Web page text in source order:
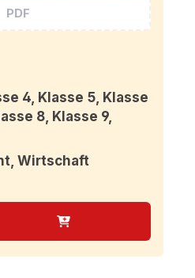
PDF
4, Klasse 5, Klasse
8, Klasse 9,
Wirtschaft
Anzahl: Gib den